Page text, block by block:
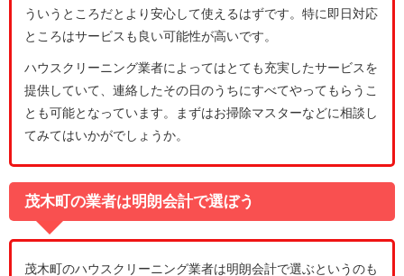
ういうところだとより安心して使えるはずです。特に即日対応
ところはサービスも良い可能性が高いです。
ハウスクリーニング業者によってはとても充実したサービスを
提供していて、連絡したその日のうちにすべてやってもらうこ
とも可能となっています。まずはお掃除マスターなどに相談し
てみてはいかがでしょうか。
茂木町の業者は明朗会計で選ぼう
茂木町のハウスクリーニング業者は明朗会計で選ぶというのも